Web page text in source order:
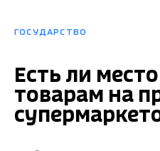
ГОСУДАРСТВО
Есть ли
товарам на